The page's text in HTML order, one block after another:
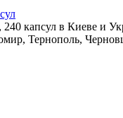
капсул в Киеве и
Тернополь,